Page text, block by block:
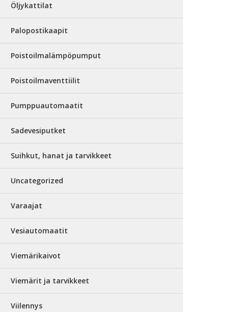
Öljykattilat
Palopostikaapit
Poistoilmalämpöpumput
Poistoilmaventtiilit
Pumppuautomaatit
Sadevesiputket
Suihkut, hanat ja tarvikkeet
Uncategorized
Varaajat
Vesiautomaatit
Viemärikaivot
Viemärit ja tarvikkeet
Viilennys